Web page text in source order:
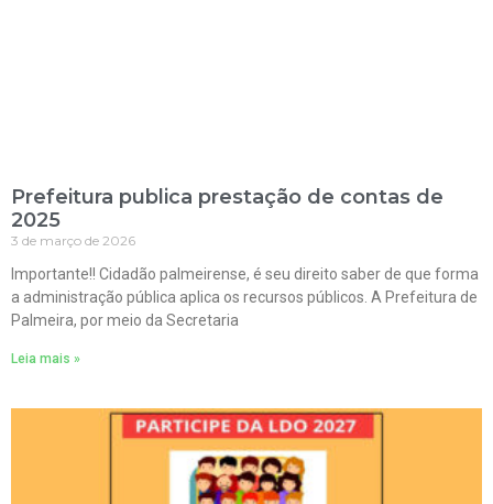
Prefeitura publica prestação de contas de
2025
3 de março de 2026
Importante!! Cidadão palmeirense, é seu direito saber de que forma
a administração pública aplica os recursos públicos. A Prefeitura de
Palmeira, por meio da Secretaria
Leia mais »